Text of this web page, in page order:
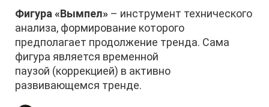
Фигура «Вымпел» – инструмент технического
анализа, формирование которого
предполагает продолжение тренда. Сама
фигура является временной
паузой (коррекцией) в активно
развивающемся тренде.